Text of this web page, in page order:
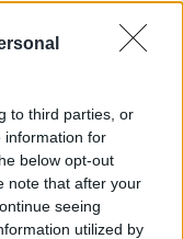
to third parties, or
information for
below opt-out
note that after your
seeing
utilized by
végétől
a